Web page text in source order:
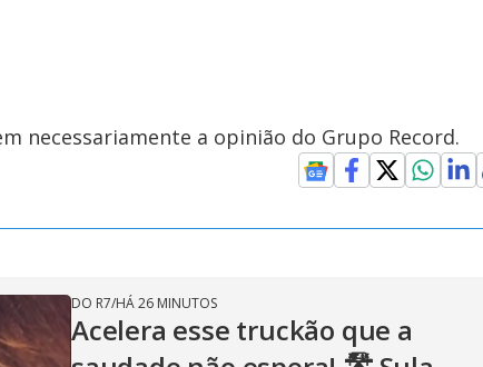
necessariamente a opinião do Grupo Record.
DO R7/HÁ 26 MINUTOS
Acelera esse truckão que a